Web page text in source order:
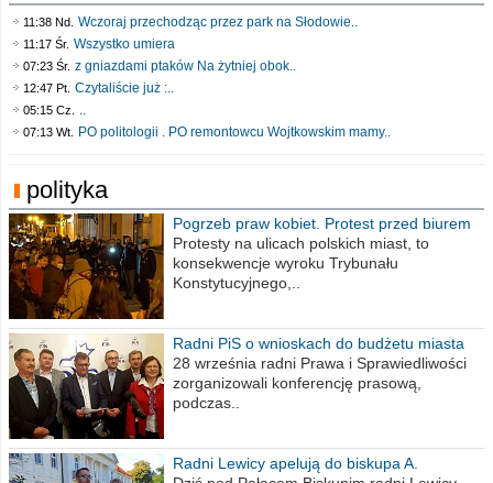
11:38 Nd. Wczoraj przechodząc przez park na Słodowie..
11:17 Śr. Wszystko umiera
07:23 Śr. z gniazdami ptaków Na żytniej obok..
12:47 Pt. Czytaliście już :..
05:15 Cz. ..
07:13 Wt. PO politologii . PO remontowcu Wojtkowskim mamy..
polityka
Pogrzeb praw kobiet. Protest przed biurem
poselskim PiS
Protesty na ulicach polskich miast, to
konsekwencje wyroku Trybunału
Konstytucyjnego,..
Radni PiS o wnioskach do budżetu miasta
na 2021 rok
28 września radni Prawa i Sprawiedliwości
zorganizowali konferencję prasową,
podczas..
Radni Lewicy apelują do biskupa A.